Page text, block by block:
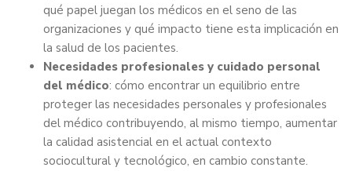
qué papel juegan los médicos en el seno de las
organizaciones y qué impacto tiene esta implicación en
la salud de los pacientes.
Necesidades profesionales y cuidado personal
del médico: cómo encontrar un equilibrio entre
proteger las necesidades personales y profesionales
del médico contribuyendo, al mismo tiempo, aumentar
la calidad asistencial en el actual contexto
sociocultural y tecnológico, en cambio constante.